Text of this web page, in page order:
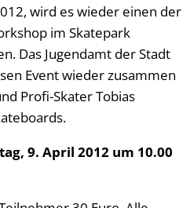
wird es wieder einen der
im Skatepark
Das Jugendamt der Stadt
Event wieder zusammen
Profi-Skater Tobias
9. April 2012 um 10.00